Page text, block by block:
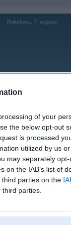
of your
the below opt-out
is processed
utilized by us
may separately
on the IAB’s list of
parties on the
third parties.
Piektdiena, 7. augusts
manīts: 04. Dec 2023, 22:13